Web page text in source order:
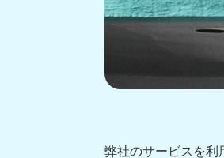
弊社のサービスを利